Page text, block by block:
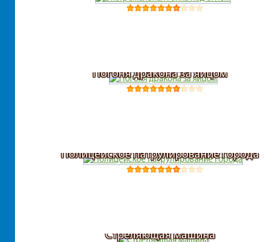
Погоня дракона за яйцом
Полицейское патрулирование города
Стреляющая машина